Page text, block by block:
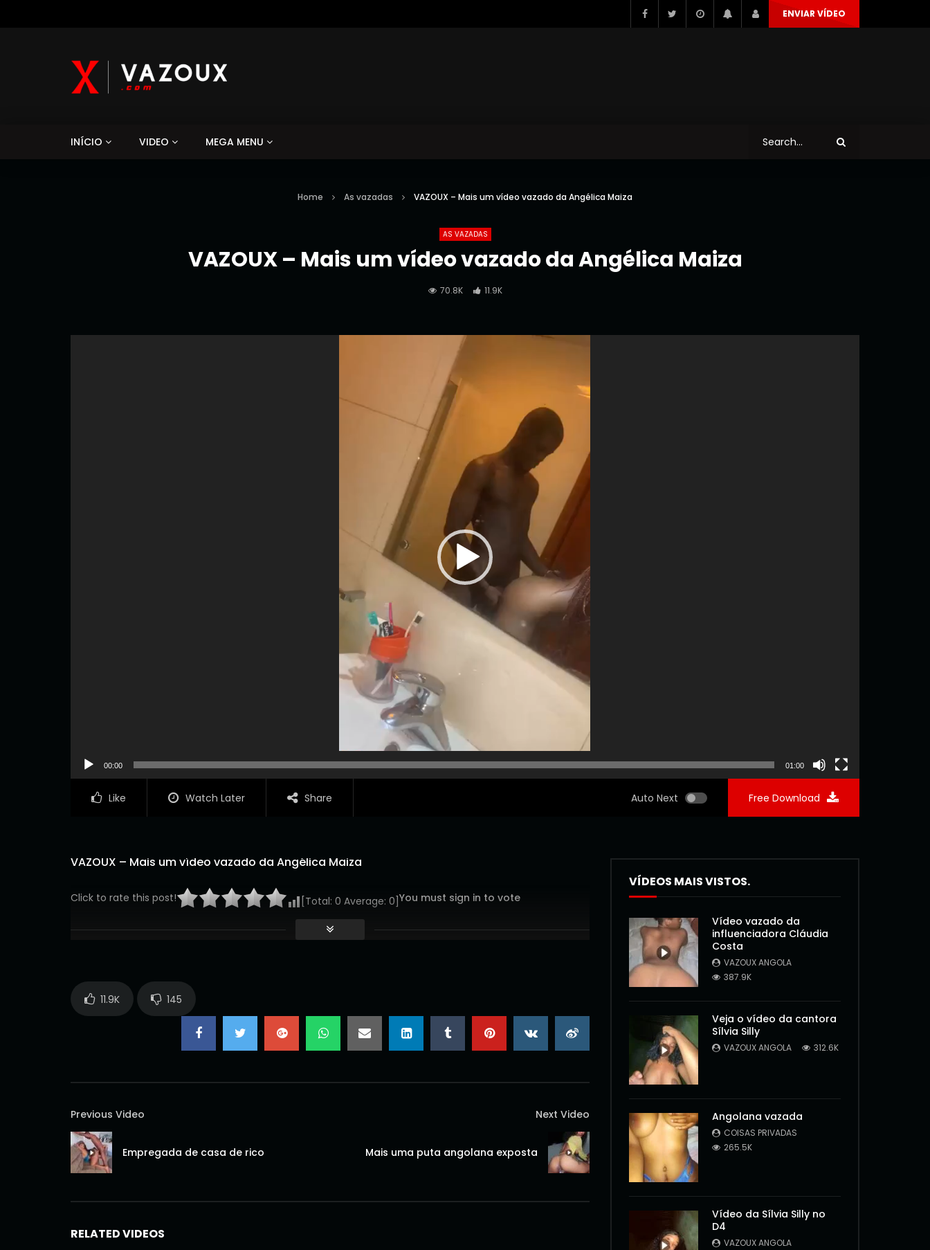
ENVIAR VÍDEO
INÍCIO VIDEO MEGA MENU
Home As vazadas VAZOUX – Mais um vídeo vazado da Angélica Maiza
AS VAZADAS
VAZOUX – Mais um vídeo vazado da Angélica Maiza
70.8K 11.9K
Reprodutor
00:00 01:00
Like Watch Later Share Auto Next Free Download
VAZOUX – Mais um vídeo vazado da Angélica Maiza
Click to rate this post! [Total: 0 Average: 0 ]You must sign in to vote
11.9K 145
Previous Video
Empregada de casa de rico
Next Video
Mais uma puta angolana exposta
RELATED VIDEOS
VÍDEOS MAIS VISTOS.
Vídeo vazado da
influenciadora Cláudia
Costa
VAZOUX ANGOLA
387.9K
Veja o vídeo da cantora
Sílvia Silly
VAZOUX ANGOLA 312.6K
Angolana vazada
COISAS PRIVADAS
265.5K
Vídeo da Sílvia Silly no
D4
VAZOUX ANGOLA